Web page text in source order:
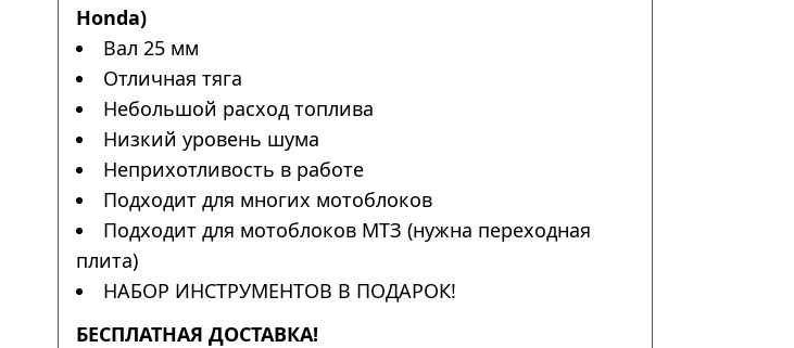
Honda)
Вал 25 мм
Отличная тяга
Небольшой расход топлива
Низкий уровень шума
Неприхотливость в работе
Подходит для многих мотоблоков
Подходит для мотоблоков МТЗ (нужна переходная
плита)
НАБОР ИНСТРУМЕНТОВ В ПОДАРОК!
БЕСПЛАТНАЯ ДОСТАВКА!